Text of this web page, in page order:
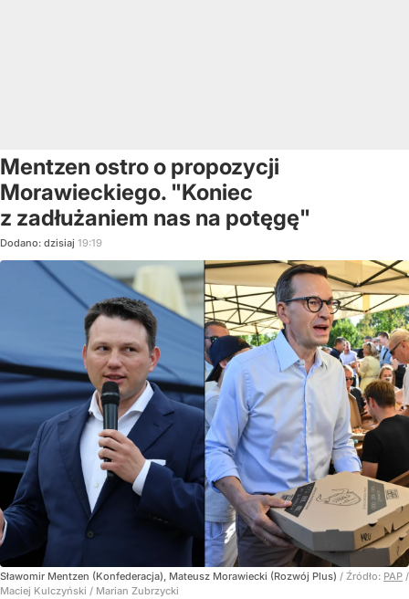
Mentzen ostro o propozycji
Morawieckiego. "Koniec
z zadłużaniem nas na potęgę"
Dodano: dzisiaj 19:19
Sławomir Mentzen (Konfederacja), Mateusz Morawiecki (Rozwój Plus) / Źródło: PAP /
Maciej Kulczyński / Marian Zubrzycki